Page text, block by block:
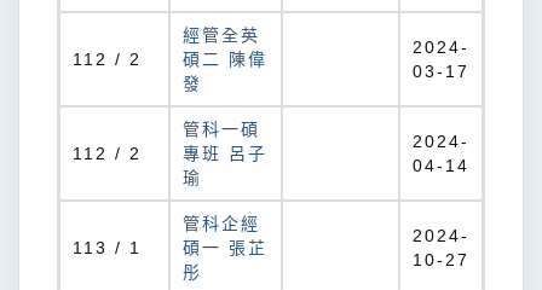
112 / 2
經管全英
碩二 陳偉
發
2024-
03-17
112 / 2
管科一碩
專班 呂子
瑜
2024-
04-14
113 / 1
管科企經
碩一 張芷
彤
2024-
10-27